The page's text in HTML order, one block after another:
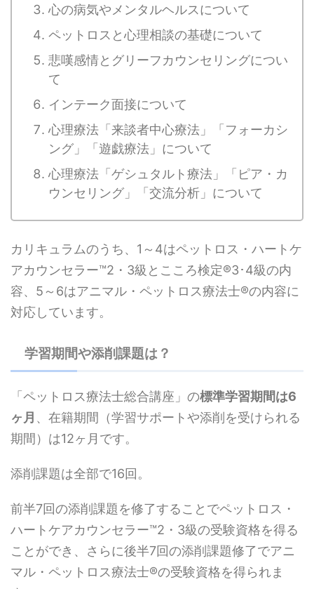
心の病気やメンタルヘルスについて
ペットロスと心理相談の基礎について
悲嘆感情とグリーフカウンセリングについ
て
インテーク面接について
心理療法「来談者中心療法」「フォーカシ
ング」「遊戯療法」について
心理療法「ゲシュタルト療法」「ピア・カ
ウンセリング」「交流分析」について
カリキュラムのうち、1～4はペットロス・ハートケ
アカウンセラー™2・3級とこころ検定®3･4級の内
容、5～6はアニマル・ペットロス療法士®の内容に
対応しています。
学習期間や添削課題は？
「ペットロス療法士総合講座」の標準学習期間は6
ヶ月 、在籍期間（学習サポートや添削を受けられる
期間）は12ヶ月です。
添削課題は全部で16回。
前半7回の添削課題を修了することでペットロス・
ハートケアカウンセラー™2・3級の受験資格を得る
ことができ、さらに後半7回の添削課題修了でアニ
マル・ペットロス療法士®の受験資格を得られま